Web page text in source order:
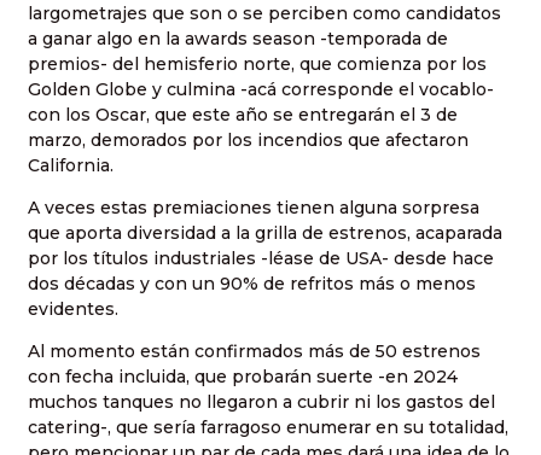
largometrajes que son o se perciben como candidatos
a ganar algo en la awards season -temporada de
premios- del hemisferio norte, que comienza por los
Golden Globe y culmina -acá corresponde el vocablo-
con los Oscar, que este año se entregarán el 3 de
marzo, demorados por los incendios que afectaron
California.
A veces estas premiaciones tienen alguna sorpresa
que aporta diversidad a la grilla de estrenos, acaparada
por los títulos industriales -léase de USA- desde hace
dos décadas y con un 90% de refritos más o menos
evidentes.
Al momento están confirmados más de 50 estrenos
con fecha incluida, que probarán suerte -en 2024
muchos tanques no llegaron a cubrir ni los gastos del
catering-, que sería farragoso enumerar en su totalidad,